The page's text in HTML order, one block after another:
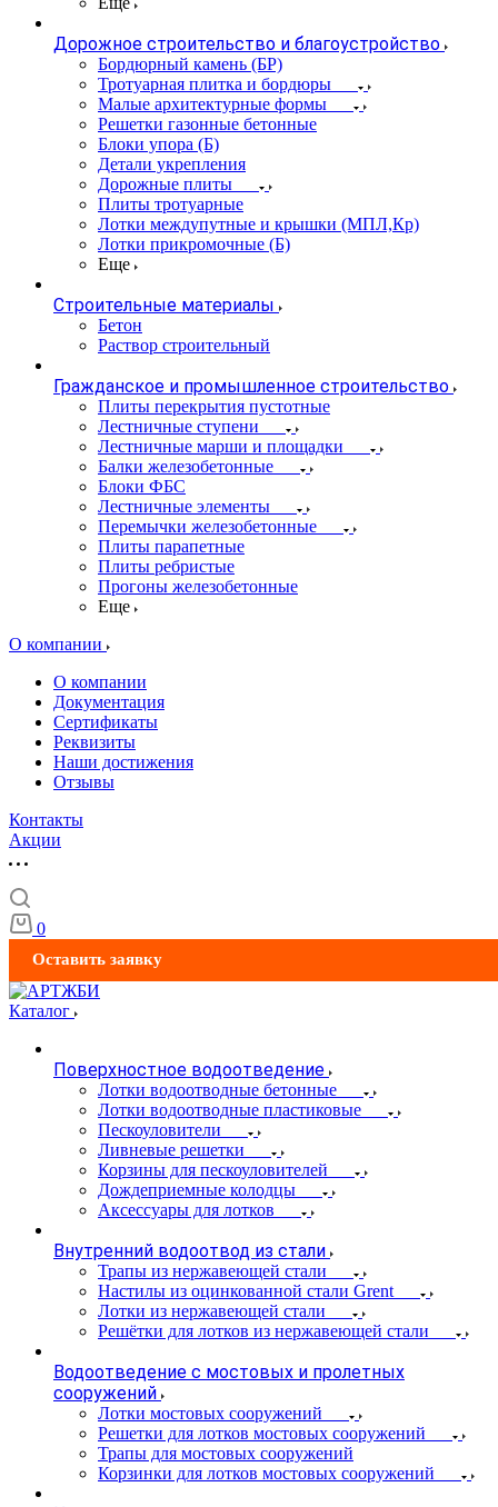
Дорожное строительство и благоустройство
Бордюрный камень (БР)
Тротуарная плитка и бордюры
Малые архитектурные формы
Решетки газонные бетонные
Блоки упора (Б)
Детали укрепления
Дорожные плиты
Плиты тротуарные
Лотки междупутные и крышки (МПЛ,Кр)
Лотки прикромочные (Б)
Еще
Строительные материалы
Бетон
Раствор строительный
Гражданское и промышленное строительство
Плиты перекрытия пустотные
Лестничные ступени
Лестничные марши и площадки
Балки железобетонные
Блоки ФБС
Лестничные элементы
Перемычки железобетонные
Плиты парапетные
Плиты ребристые
Прогоны железобетонные
Еще
О компании
О компании
Документация
Сертификаты
Реквизиты
Наши достижения
Отзывы
Контакты
Акции
0
Оставить заявку
Каталог
Поверхностное водоотведение
Лотки водоотводные бетонные
Лотки водоотводные пластиковые
Пескоуловители
Ливневые решетки
Корзины для пескоуловителей
Дождеприемные колодцы
Аксессуары для лотков
Внутренний водоотвод из стали
Трапы из нержавеющей стали
Настилы из оцинкованной стали Grent
Лотки из нержавеющей стали
Решётки для лотков из нержавеющей стали
Водоотведение с мостовых и пролетных
сооружений
Лотки мостовых сооружений
Решетки для лотков мостовых сооружений
Трапы для мостовых сооружений
Корзинки для лотков мостовых сооружений